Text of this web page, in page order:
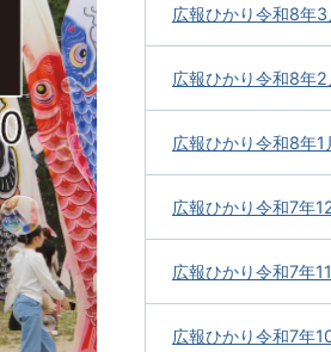
広報ひかり令和8年3
広報ひかり令和8年2
広報ひかり令和8年1
広報ひかり令和7年
広報ひかり令和7年
広報ひかり令和7年